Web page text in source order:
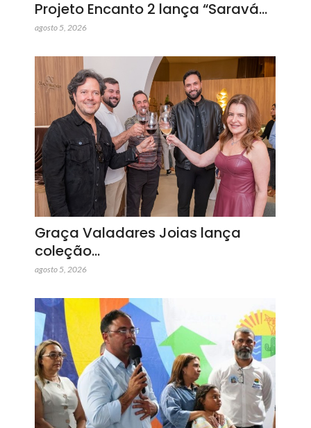
Projeto Encanto 2 lança “Saravá…
agosto 5, 2026
Graça Valadares Joias lança
coleção…
agosto 5, 2026